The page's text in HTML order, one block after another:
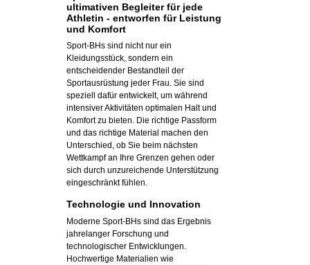
ultimativen Begleiter für jede
Athletin - entworfen für Leistung
und Komfort
Sport-BHs sind nicht nur ein
Kleidungsstück, sondern ein
entscheidender Bestandteil der
Sportausrüstung jeder Frau. Sie sind
speziell dafür entwickelt, um während
intensiver Aktivitäten optimalen Halt und
Komfort zu bieten. Die richtige Passform
und das richtige Material machen den
Unterschied, ob Sie beim nächsten
Wettkampf an Ihre Grenzen gehen oder
sich durch unzureichende Unterstützung
eingeschränkt fühlen.
Technologie und Innovation
Moderne Sport-BHs sind das Ergebnis
jahrelanger Forschung und
technologischer Entwicklungen.
Hochwertige Materialien wie